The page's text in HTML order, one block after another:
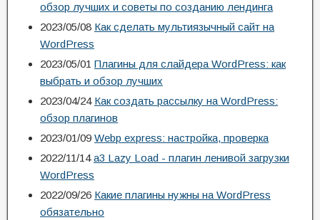
обзор лучших и советы по созданию лендинга
2023/05/08 Как сделать мультиязычный сайт на
WordPress
2023/05/01 Плагины для слайдера WordPress: как
выбрать и обзор лучших
2023/04/24 Как создать рассылку на WordPress:
обзор плагинов
2023/01/09 Webp express: настройка, проверка
2022/11/14 a3 Lazy Load - плагин ленивой загрузки
WordPress
2022/09/26 Какие плагины нужны на WordPress
обязательно